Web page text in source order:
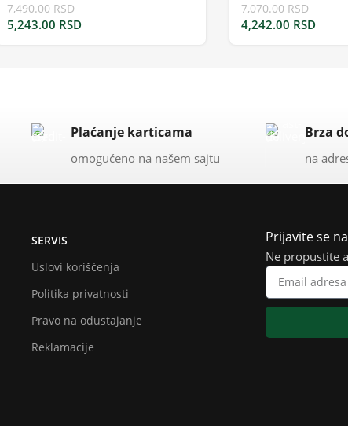
7,490.00RSD
5,243.00 RSD
7,070.00RSD
4,242.00 RSD
Plaćanje karticama
omogućeno na našem sajtu
Brza
na
SERVIS
Uslovi korišćenja
Politika privatnosti
Pravo na odustajanje
Reklamacije
Prijavite se
Ne propustite